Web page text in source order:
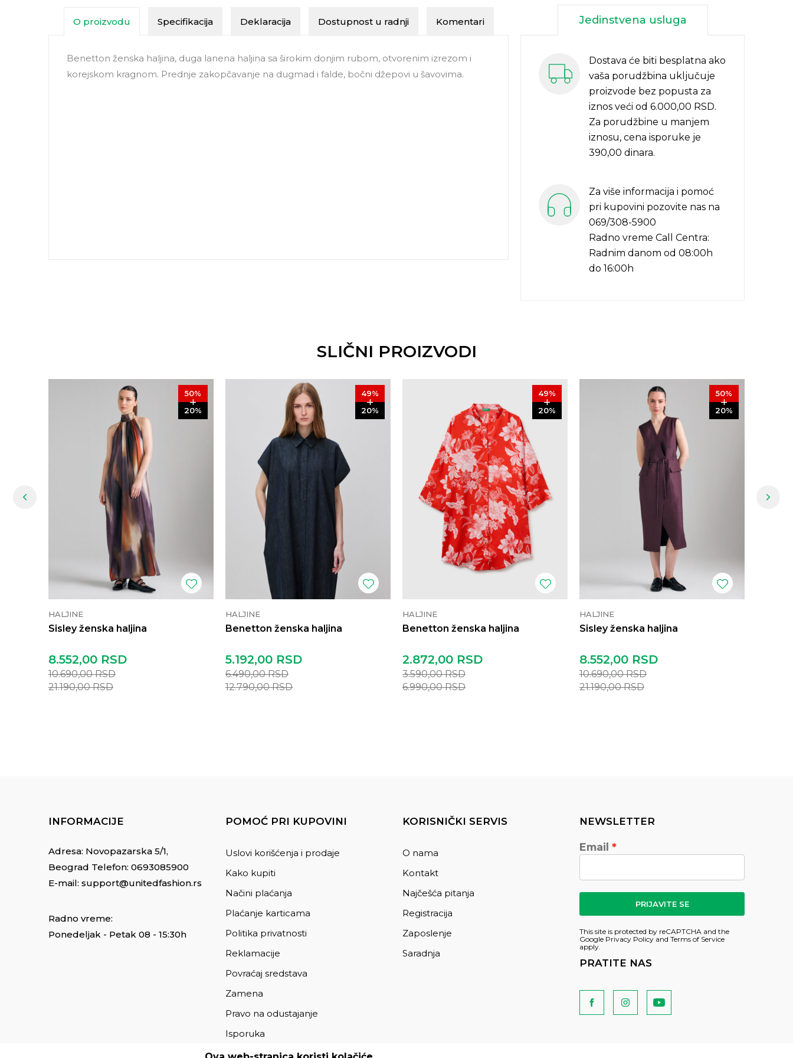
O proizvodu Specifikacija Deklaracija Dostupnost u radnji Komentari
Benetton ženska haljina, duga lanena haljina sa širokim donjim rubom, otvorenim izrezom i
korejskom kragnom. Prednje zakopčavanje na dugmad i falde, bočni džepovi u šavovima.
Jedinstvena usluga
Dostava će biti besplatna ako
vaša porudžbina uključuje
proizvode bez popusta za
iznos veći od 6.000,00 RSD.
Za porudžbine u manjem
iznosu, cena isporuke je
390,00 dinara.
Za više informacija i pomoć
pri kupovini pozovite nas na
069/308-5900
Radno vreme Call Centra:
Radnim danom od 08:00h
do 16:00h
SLIČNI PROIZVODI
50%
20%
HALJINE
Sisley ženska haljina
8.552,00 RSD
10.690,00RSD
21.190,00RSD
49%
20%
HALJINE
Benetton ženska haljina
5.192,00 RSD
6.490,00RSD
12.790,00RSD
49%
20%
HALJINE
Benetton ženska haljina
2.872,00 RSD
3.590,00RSD
6.990,00RSD
50%
20%
HALJINE
Sisley ženska haljina
8.552,00 RSD
10.690,00RSD
21.190,00RSD
INFORMACIJE
Adresa: Novopazarska 5/1,
Beograd Telefon: 0693085900
E-mail: support@unitedfashion.rs
Radno vreme:
Ponedeljak - Petak 08 - 15:30h
POMOĆ PRI KUPOVINI
Uslovi korišćenja i prodaje
Kako kupiti
Načini plaćanja
Plaćanje karticama
Politika privatnosti
Reklamacije
Povraćaj sredstava
Zamena
Pravo na odustajanje
Isporuka
KORISNIČKI SERVIS
O nama
Kontakt
Najčešća pitanja
Registracija
Zaposlenje
Saradnja
NEWSLETTER
Email
PRIJAVITE SE
This site is protected by reCAPTCHA and the
Google Privacy Policy and Terms of Service
apply.
PRATITE NAS